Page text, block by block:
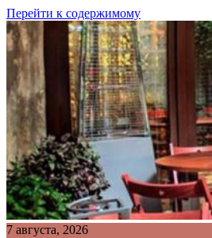
Перейти к содержимому
7 августа, 2026